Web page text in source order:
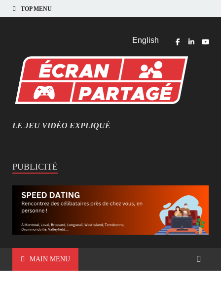
TOP MENU
English
MIEUX COMPRENDRE LES JEUX VIDÉO
LE JEU VIDÉO EXPLIQUÉ
PUBLICITÉ
MAIN MENU